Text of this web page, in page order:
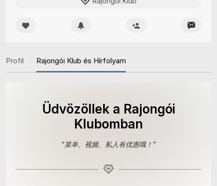
Profil Rajongói Klub és Hírfolyam
Üdvözöllek a Rajongói
Klubomban
“菜单、视频、私人有优惠哦！ ”